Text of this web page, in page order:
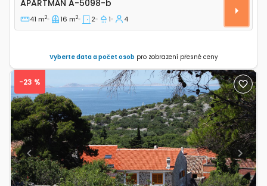
APARTMÁN A-5098-b
41 m2 16 m2 2 1 4
Vyberte data a počet osob pro zobrazení přesné ceny
Previous Next
-23 %